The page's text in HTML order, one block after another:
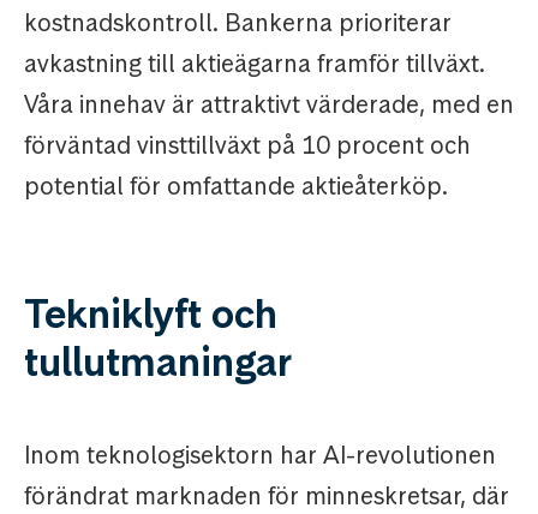
kostnadskontroll. Bankerna prioriterar
avkastning till aktieägarna framför tillväxt.
Våra innehav är attraktivt värderade, med en
förväntad vinsttillväxt på 10 procent och
potential för omfattande aktieåterköp.
Tekniklyft och
tullutmaningar
Inom teknologisektorn har AI-revolutionen
förändrat marknaden för minneskretsar, där